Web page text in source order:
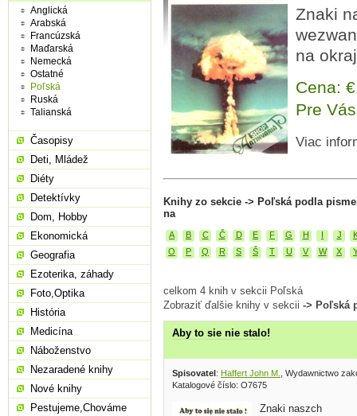
Znaki
na
Cena:
Pre
Viac
Knihy zo sekcie -> Poľská podla
na
A B C Č D E F G H I J
O
P Q R S Š T U V W X
celkom 4 knih v sekcii Poľská
Zobraziť ďalšie knihy v sekcii -> Poľská
Aby to sie nie stalo!
Spisovatel : Haffert John M., Wydawnictwo
Katalogové číslo: O7675
Znaki naszch
Anglická
Arabská
Francúzská
Maďarská
Nemecká
Ostatné
Poľská
Ruská
Talianská
Časopisy
Deti, Mládež
Diéty
Detektívky
Dom, Hobby
Ekonomická
Geografia
Ezoterika, záhady
Foto,Optika
História
Medicína
Náboženstvo
Nezaradené knihy
Nové knihy
Pestujeme,Chováme